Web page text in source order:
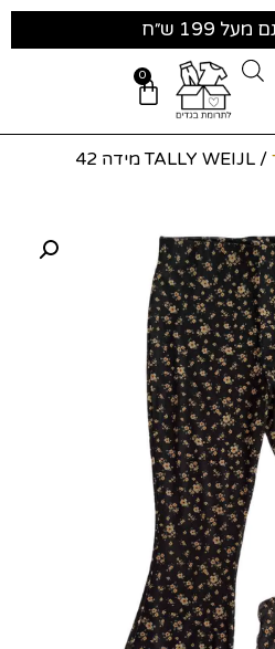
199 ש״ח
0
/ TALLY WEIJL מידה 42